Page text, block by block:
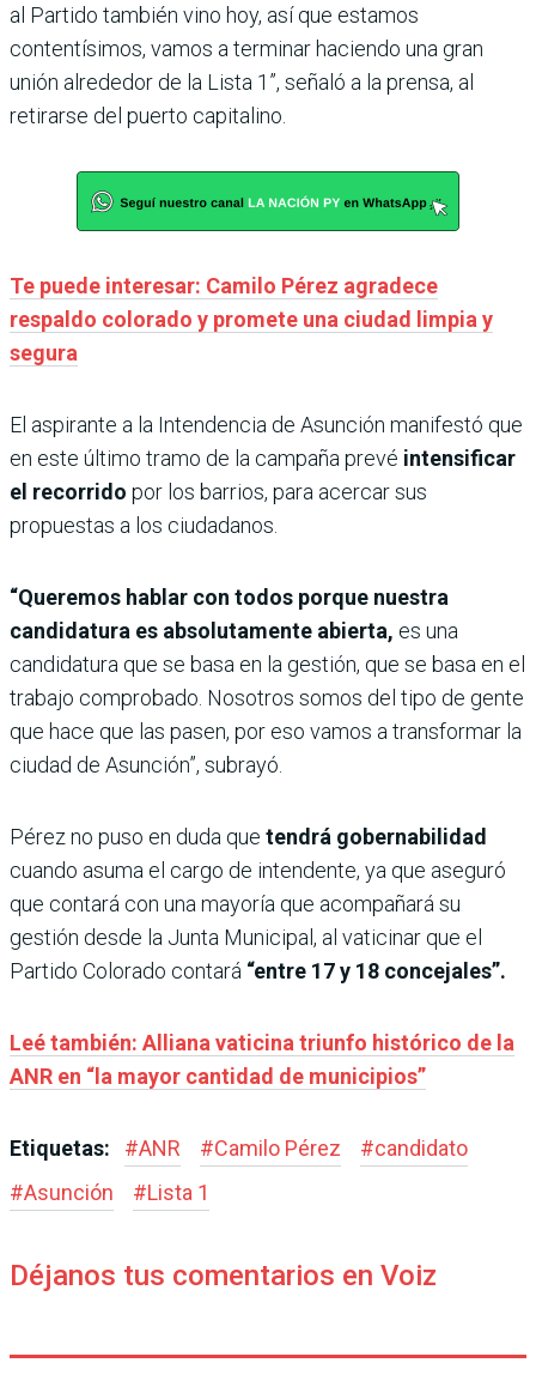
al Partido también vino hoy, así que estamos
contentísimos, vamos a terminar haciendo una gran
unión alrededor de la Lista 1”, señaló a la prensa, al
retirarse del puerto capitalino.
Te puede interesar: Camilo Pérez agradece
respaldo colorado y promete una ciudad limpia y
segura
El aspirante a la Intendencia de Asunción manifestó que
en este último tramo de la campaña prevé intensificar
el recorrido por los barrios, para acercar sus
propuestas a los ciudadanos.
“Queremos hablar con todos porque nuestra
candidatura es absolutamente abierta, es una
candidatura que se basa en la gestión, que se basa en el
trabajo comprobado. Nosotros somos del tipo de gente
que hace que las pasen, por eso vamos a transformar la
ciudad de Asunción”, subrayó.
Pérez no puso en duda que tendrá gobernabilidad
cuando asuma el cargo de intendente, ya que aseguró
que contará con una mayoría que acompañará su
gestión desde la Junta Municipal, al vaticinar que el
Partido Colorado contará “entre 17 y 18 concejales”.
Leé también: Alliana vaticina triunfo histórico de la
ANR en “la mayor cantidad de municipios”
Etiquetas: #ANR #Camilo Pérez #candidato
#Asunción #Lista 1
Déjanos tus comentarios en Voiz